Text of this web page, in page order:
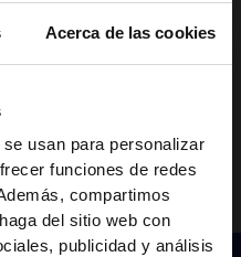
Acerca de las cookies
usan para personalizar
funciones de redes
compartimos
del sitio web con
publicidad y análisis